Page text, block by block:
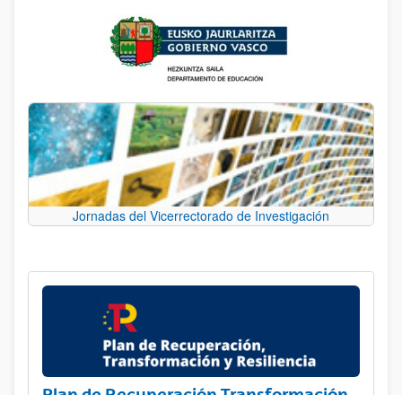
Jornadas del Vicerrectorado de Investigación